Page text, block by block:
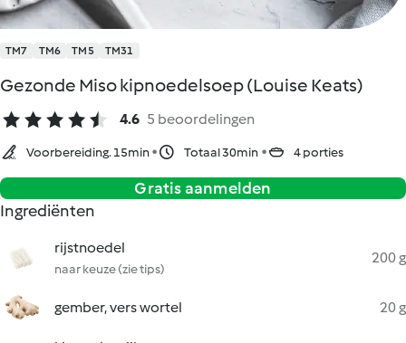
TM7 TM6 TM5 TM31
Gezonde Miso kipnoedelsoep (Louise Keats)
4.6 5 beoordelingen
Voorbereiding. 15min Totaal 30min 4 porties
Gratis aanmelden
Ingrediënten
rijstnoedel
naar keuze (zie tips)
200 g
gember, vers wortel 20 g